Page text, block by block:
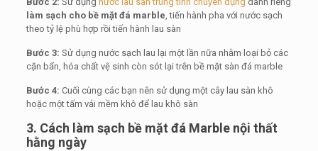
làm sạch cho bề mặt đá marble, tiến hành pha với nước sạch
theo tỷ lệ phù hợp rồi tiến hành lau sàn
Bước 3: Sử dụng nước sạch lau lại một lần nữa nhằm loại bỏ các
cặn bẩn, hóa chất vệ sinh còn sót lại trên bề mặt sàn đá marble
Bước 4: Cuối cùng các bạn nên sử dụng một cây lau sàn khô
hoặc một tấm vải mềm khô để lau khô sàn
3. Cách làm sạch bề mặt đá Marble nội thất
hằng ngày